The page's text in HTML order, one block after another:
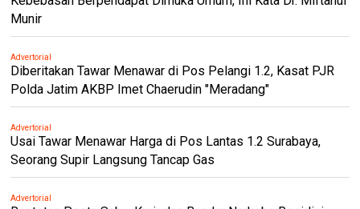
Munir
Advertorial
Diberitakan Tawar Menawar di Pos Pelangi 1.2, Kasat PJR
Polda Jatim AKBP Imet Chaerudin "Meradang"
Advertorial
Usai Tawar Menawar Harga di Pos Lantas 1.2 Surabaya,
Seorang Supir Langsung Tancap Gas
Advertorial